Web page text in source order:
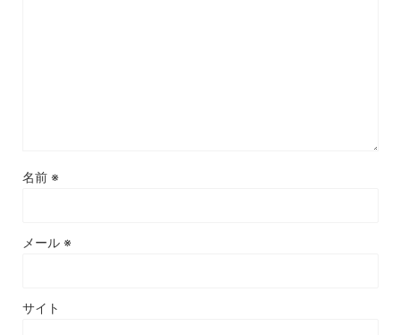
名前 ※
メール ※
サイト